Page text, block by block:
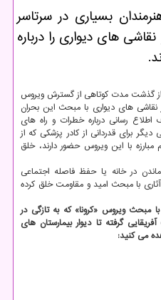
بسیاری در سرتاسر
های دیواری را درباره
از گذشت مدت کوتاهی از گسترش ویروس
نقاشی های دیواری با مبحث این بحران
رسانی درباره خطرات و راه های
برای قدردانی از کادر پزشکی که از
با این ویروس حضور دارند، خلق
در خانه یا حفظ فاصله اجتماعی
با مبحث امید و مقاومت خلق کرده
مبحث ویروس «کرونا» که به تازگی در
گرفته تا دیوار بیمارستان های
می کنید: